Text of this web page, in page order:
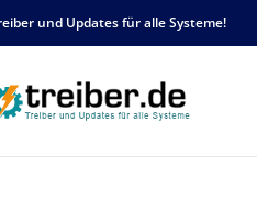
und Updates für alle Systeme!